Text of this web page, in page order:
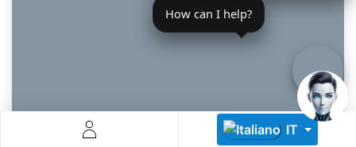
IT
Scalabil de la 1 robot la zeci de unități
How can I help?